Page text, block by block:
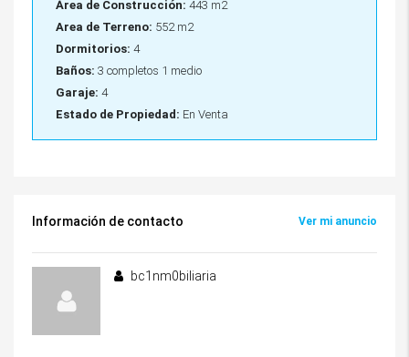
Área de Construcción: 443 m2
Area de Terreno: 552 m2
Dormitorios: 4
Baños: 3 completos 1 medio
Garaje: 4
Estado de Propiedad: En Venta
Información de contacto Ver mi anuncio
bc1nm0biliaria